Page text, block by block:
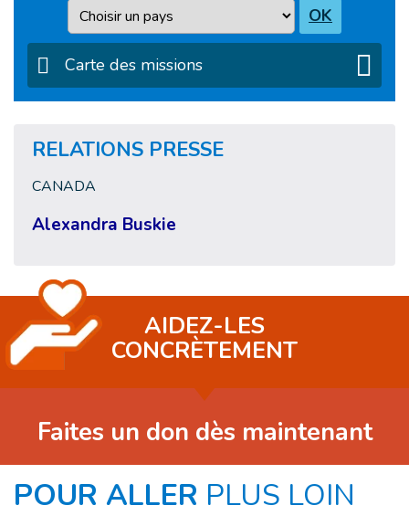
Pays OK
Carte des missions
RELATIONS PRESSE
CANADA
Alexandra Buskie
AIDEZ-LES
CONCRÈTEMENT
Faites un don dès maintenant
POUR ALLER PLUS LOIN